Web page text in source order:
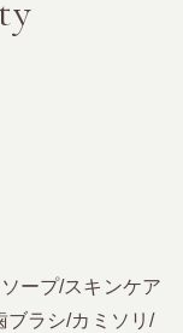
ープ/スキンケア
ブラシ/カミソリ/